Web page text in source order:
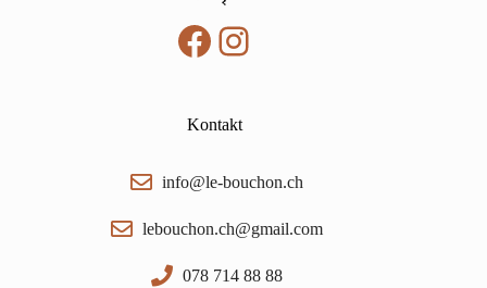
Facebook
Instagram
Kontakt
info@le-bouchon.ch
lebouchon.ch@gmail.com
078 714 88 88